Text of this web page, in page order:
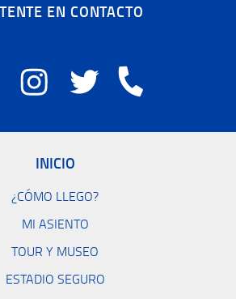
EN CONTACTO
INICIO
¿CÓMO LLEGO?
MI ASIENTO
TOUR Y MUSEO
ESTADIO SEGURO